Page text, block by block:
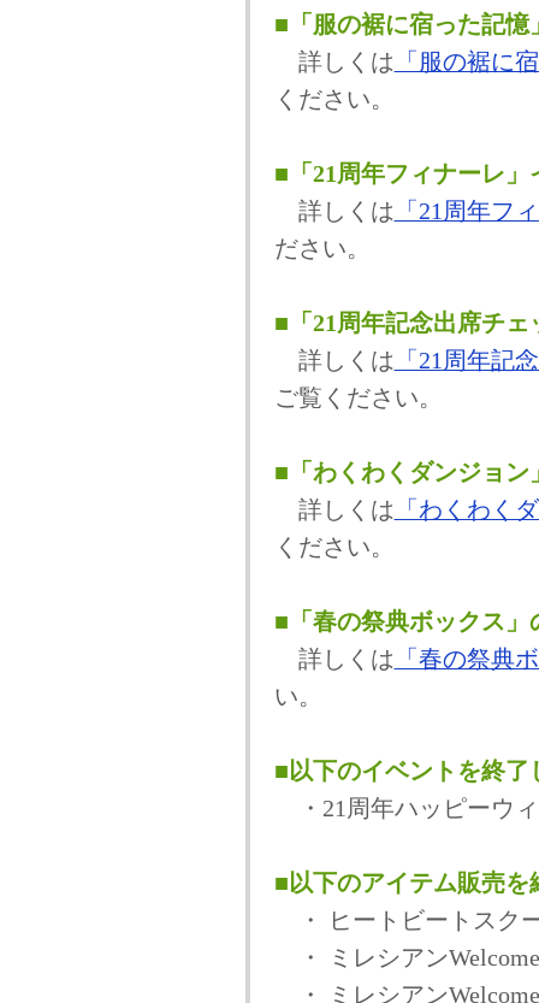
■「服の裾に宿った記
詳しくは 「服の裾に
ください。
■「21周年フィナーレ
詳しくは 「21周年フ
ださい。
■「21周年記念出席チ
詳しくは 「21周年記
ご覧ください。
■「わくわくダンジョ
詳しくは 「わくわく
ください。
■「春の祭典ボックス
詳しくは 「春の祭典
い。
■以下のイベントを終了
・21周年ハッピーウ
■以下のアイテム販売を
・ ヒートビートスク
・ ミレシアン
・ ミレシアン